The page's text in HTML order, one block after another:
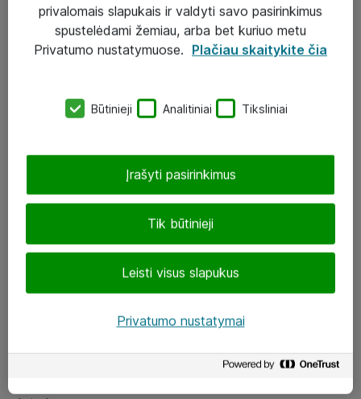
Atea ekspertų patarimai verslui
eShop@atea.lt
LinkedIn
privalomais slapukais ir valdyti savo pasirinkimus
spustelėdami žemiau, arba bet kuriuo metu
Privatumo nustatymuose. Plačiau skaitykite čia
Būtinieji Analitiniai Tiksliniai
Tik būtinieji
Leisti visus slapukus
Įrašyti pasirinkimus
Privatumo nustatymai